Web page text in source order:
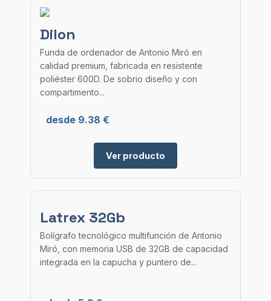
Dilon
Funda de ordenador de Antonio Miró en
calidad premium, fabricada en resistente
poliéster 600D. De sobrio diseño y con
compartimento...
desde 9.38 €
Ver producto
Latrex 32Gb
Bolígrafo tecnológico multifunción de Antonio
Miró, con memoria USB de 32GB de capacidad
integrada en la capucha y puntero de...